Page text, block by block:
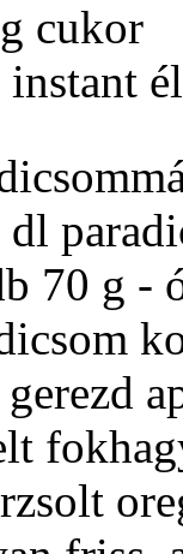
cukor
70 g -